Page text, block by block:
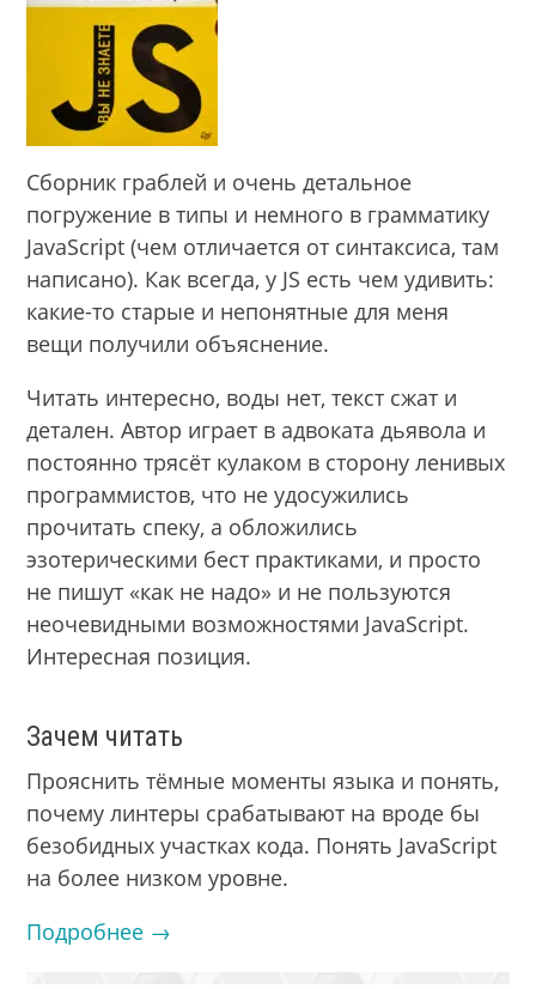
Сборник граблей и очень детальное
погружение в типы и немного в грамматику
JavaScript (чем отличается от синтаксиса, там
написано). Как всегда, у JS есть чем удивить:
какие-то старые и непонятные для меня
вещи получили объяснение.
Читать интересно, воды нет, текст сжат и
детален. Автор играет в адвоката дьявола и
постоянно трясёт кулаком в сторону ленивых
программистов, что не удосужились
прочитать спеку, а обложились
эзотерическими бест практиками, и просто
не пишут «как не надо» и не пользуются
неочевидными возможностями JavaScript.
Интересная позиция.
Зачем читать
Прояснить тёмные моменты языка и понять,
почему линтеры срабатывают на вроде бы
безобидных участках кода. Понять JavaScript
на более низком уровне.
Подробнее →